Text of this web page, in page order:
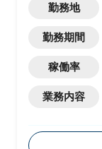
勤務地
勤務期間
稼働率
業務内容